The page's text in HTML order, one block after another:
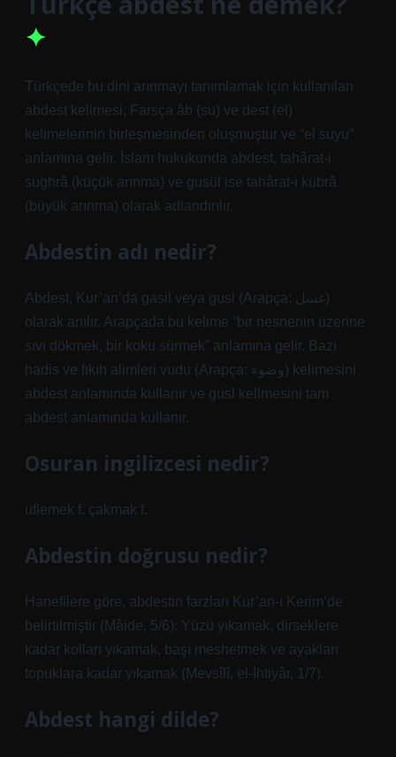
Türkçede bu dini arınmayı tanımlamak için kullanılan
abdest kelimesi, Farsça âb (su) ve dest (el)
kelimelerinin birleşmesinden oluşmuştur ve “el suyu”
anlamına gelir. İslam hukukunda abdest, tahârat-i
sughrâ (küçük arınma) ve gusül ise tahârat-i kübrâ
(büyük arınma) olarak adlandırılır.
Abdestin adı nedir?
Abdest, Kur’an’da gasil veya gusl (Arapça: غسل)
olarak anılır. Arapçada bu kelime “bir nesnenin üzerine
sıvı dökmek, bir koku sürmek” anlamına gelir. Bazı
hadis ve fıkıh alimleri vudu (Arapça: وضوء) kelimesini
abdest anlamında kullanır ve gusl kelimesini tam
abdest anlamında kullanır.
Osuran ingilizcesi nedir?
üflemek f. çakmak f.
Abdestin doğrusu nedir?
Hanefilere göre, abdestin farzları Kur’an-ı Kerim’de
belirtilmiştir (Mâide, 5/6): Yüzü yıkamak, dirseklere
kadar kolları yıkamak, başı meshetmek ve ayakları
topuklara kadar yıkamak (Mevsîlî, el-İhtiyâr, 1/7).
Abdest hangi dilde?